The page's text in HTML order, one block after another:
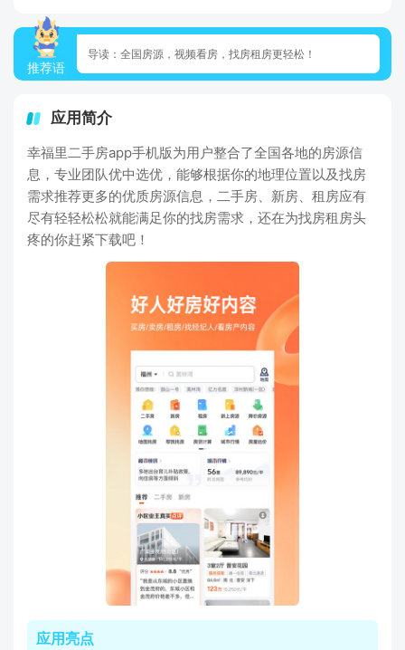
推荐语
导读：全国房源，视频看房，找房租房更轻松！
应用简介
幸福里二手房app手机版为用户整合了全国各地的房源信
息，专业团队优中选优，能够根据你的地理位置以及找房
需求推荐更多的优质房源信息，二手房、新房、租房应有
尽有轻轻松松就能满足你的找房需求，还在为找房租房头
疼的你赶紧下载吧！
应用亮点